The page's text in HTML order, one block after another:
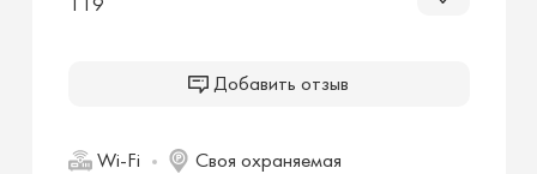
119
Добавить отзыв
Wi-Fi Своя охраняемая